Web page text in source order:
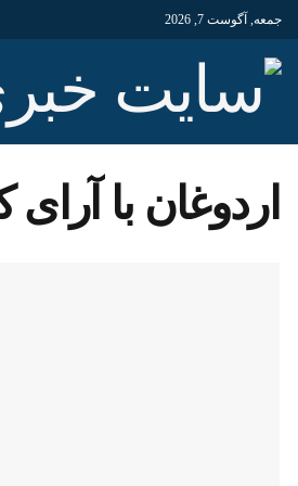
جمعه, آگوست 7, 2026
اردوغان با